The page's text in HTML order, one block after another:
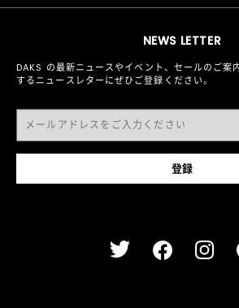
NEWS LETTER
DAKS の最新ニュースやイベント、セールのご案
するニュースレターにぜひご登録ください。